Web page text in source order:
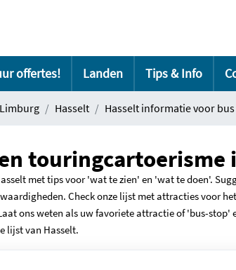
offertes! Landen Tips & Info
Limburg Hasselt Hasselt informatie voor
touringcartoerisme
met tips voor 'wat te zien' en 'wat te doen'.
Check onze lijst met attracties voor
ons weten als uw favoriete attractie of 'bus-stop'
lijst van Hasselt.